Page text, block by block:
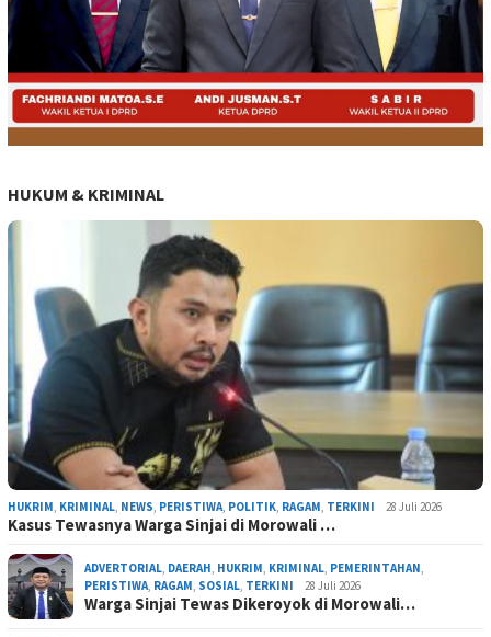
HUKUM & KRIMINAL
HUKRIM, KRIMINAL, NEWS, PERISTIWA, POLITIK, RAGAM, TERKINI 28 Juli 2026
Kasus Tewasnya Warga Sinjai di Morowali …
ADVERTORIAL, DAERAH, HUKRIM, KRIMINAL, PEMERINTAHAN,
PERISTIWA, RAGAM, SOSIAL, TERKINI 28 Juli 2026
Warga Sinjai Tewas Dikeroyok di Morowali…